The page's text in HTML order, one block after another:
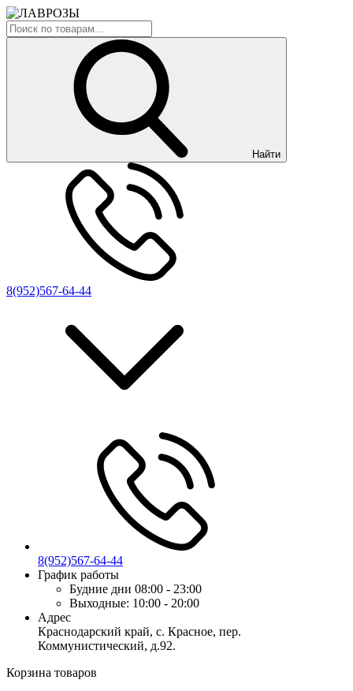
Найти
8(952)567-64-44
8(952)567-64-44
График работы
Будние дни 08:00 - 23:00
Выходные: 10:00 - 20:00
Адрес
Краснодарский край, с. Красное, пер.
Коммунистический, д.92.
Корзина товаров